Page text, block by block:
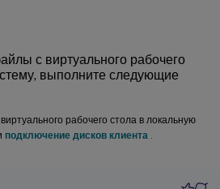
с виртуального рабочего
выполните следующие
рабочего стола в локальную
подключение дисков клиента